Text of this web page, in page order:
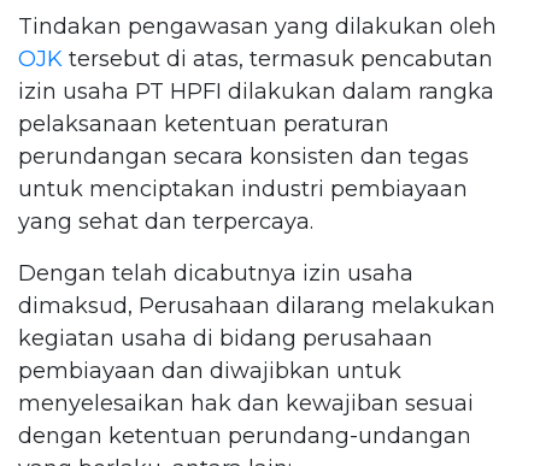
Tindakan pengawasan yang dilakukan oleh
OJK tersebut di atas, termasuk pencabutan
izin usaha PT HPFI dilakukan dalam rangka
pelaksanaan ketentuan peraturan
perundangan secara konsisten dan tegas
untuk menciptakan industri pembiayaan
yang sehat dan terpercaya.
Dengan telah dicabutnya izin usaha
dimaksud, Perusahaan dilarang melakukan
kegiatan usaha di bidang perusahaan
pembiayaan dan diwajibkan untuk
menyelesaikan hak dan kewajiban sesuai
dengan ketentuan perundang-undangan